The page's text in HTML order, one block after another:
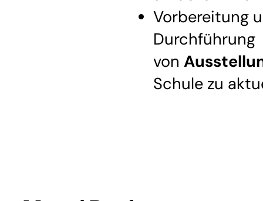
Vorbereitung
Durchführung
von
Schule zu